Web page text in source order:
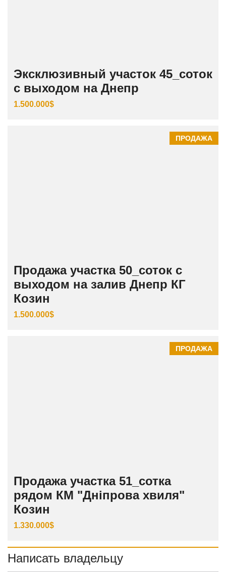
Эксклюзивный участок 45_соток
с выходом на Днепр
1.500.000$
ПРОДАЖА
Продажа участка 50_соток с
выходом на залив Днепр КГ
Козин
1.500.000$
ПРОДАЖА
Продажа участка 51_сотка
рядом КМ "Дніпрова хвиля"
Козин
1.330.000$
Написать владельцу